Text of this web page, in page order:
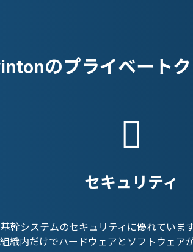
のプライベート
セキュリティ
幹システムのセキュリティに優れてい
組織内だけでハードウェアとソフトウェア